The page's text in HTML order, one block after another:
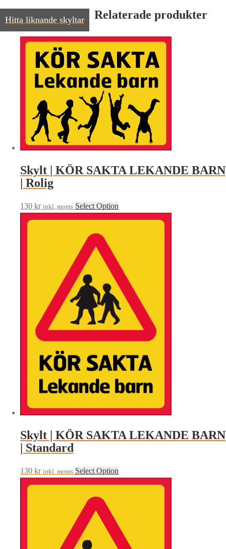
Hitta liknande skyltar Relaterade produkter
Skylt | KÖR SAKTA LEKANDE BARN
| Rolig
130 kr inkl. moms Select Option
Skylt | KÖR SAKTA LEKANDE BARN
| Standard
130 kr inkl. moms Select Option